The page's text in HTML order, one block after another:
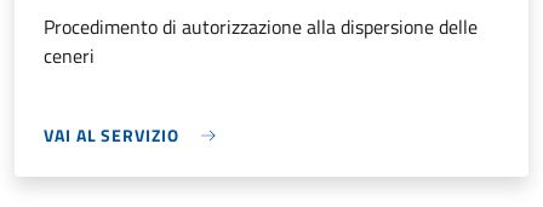
Procedimento di autorizzazione alla dispersione delle
ceneri
VAI AL SERVIZIO